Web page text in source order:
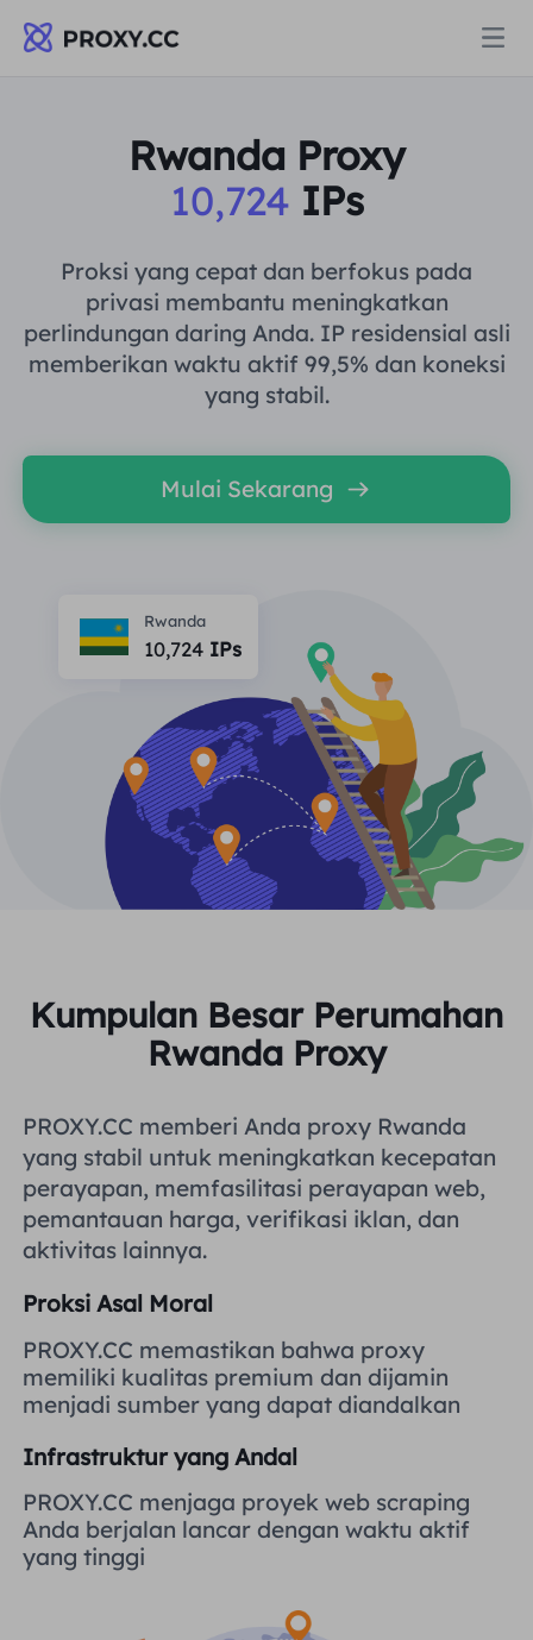
PROXI PERUMAHAN
Proksi Perumahan Statis
Agen pusat data statis
PROXI PERUMAHAN
Proksi Perumahan $0.8/GB
Proksi Perumahan Tanpa Batas
Data for AI
BERDASARKAN KASUS PENGGUNAAN
Riset Pasar
Perlindungan Merek
Pemantauan SEO
Verifikasi Iklan
Pengikisan & Perayapan Web
Sumber daya
Program Afiliasi
ALAT GRATIS
Pemeriksa Proksi
Daftar Proksi Gratis
Amerika Serikat
Brazil
Rusia
Lebih Banyak Integrasi
MEMBANTU
Pertanyaan Umum
blog
Panduan Pengguna
English
Việt Nam
Indonesia
हिंदी
Português
MenikmatiDiskon 77%.
dan Bertindak
Sekarang!
Perumahan $0/GB $0/Hari tanpa batas
Rwanda Proxy
10,724 IPs
Proksi yang cepat dan berfokus pada
privasi membantu meningkatkan
perlindungan daring Anda. IP residensial asli
memberikan waktu aktif 99,5% dan koneksi
yang stabil.
Mulai Sekarang
Rwanda
10,724IPs
Kumpulan Besar Perumahan
Rwanda Proxy
PROXY.CC memberi Anda proxy Rwanda
yang stabil untuk meningkatkan kecepatan
perayapan, memfasilitasi perayapan web,
pemantauan harga, verifikasi iklan, dan
aktivitas lainnya.
Proksi Asal Moral
PROXY.CC memastikan bahwa proxy
memiliki kualitas premium dan dijamin
menjadi sumber yang dapat diandalkan
Infrastruktur yang Andal
PROXY.CC menjaga proyek web scraping
Anda berjalan lancar dengan waktu aktif
yang tinggi